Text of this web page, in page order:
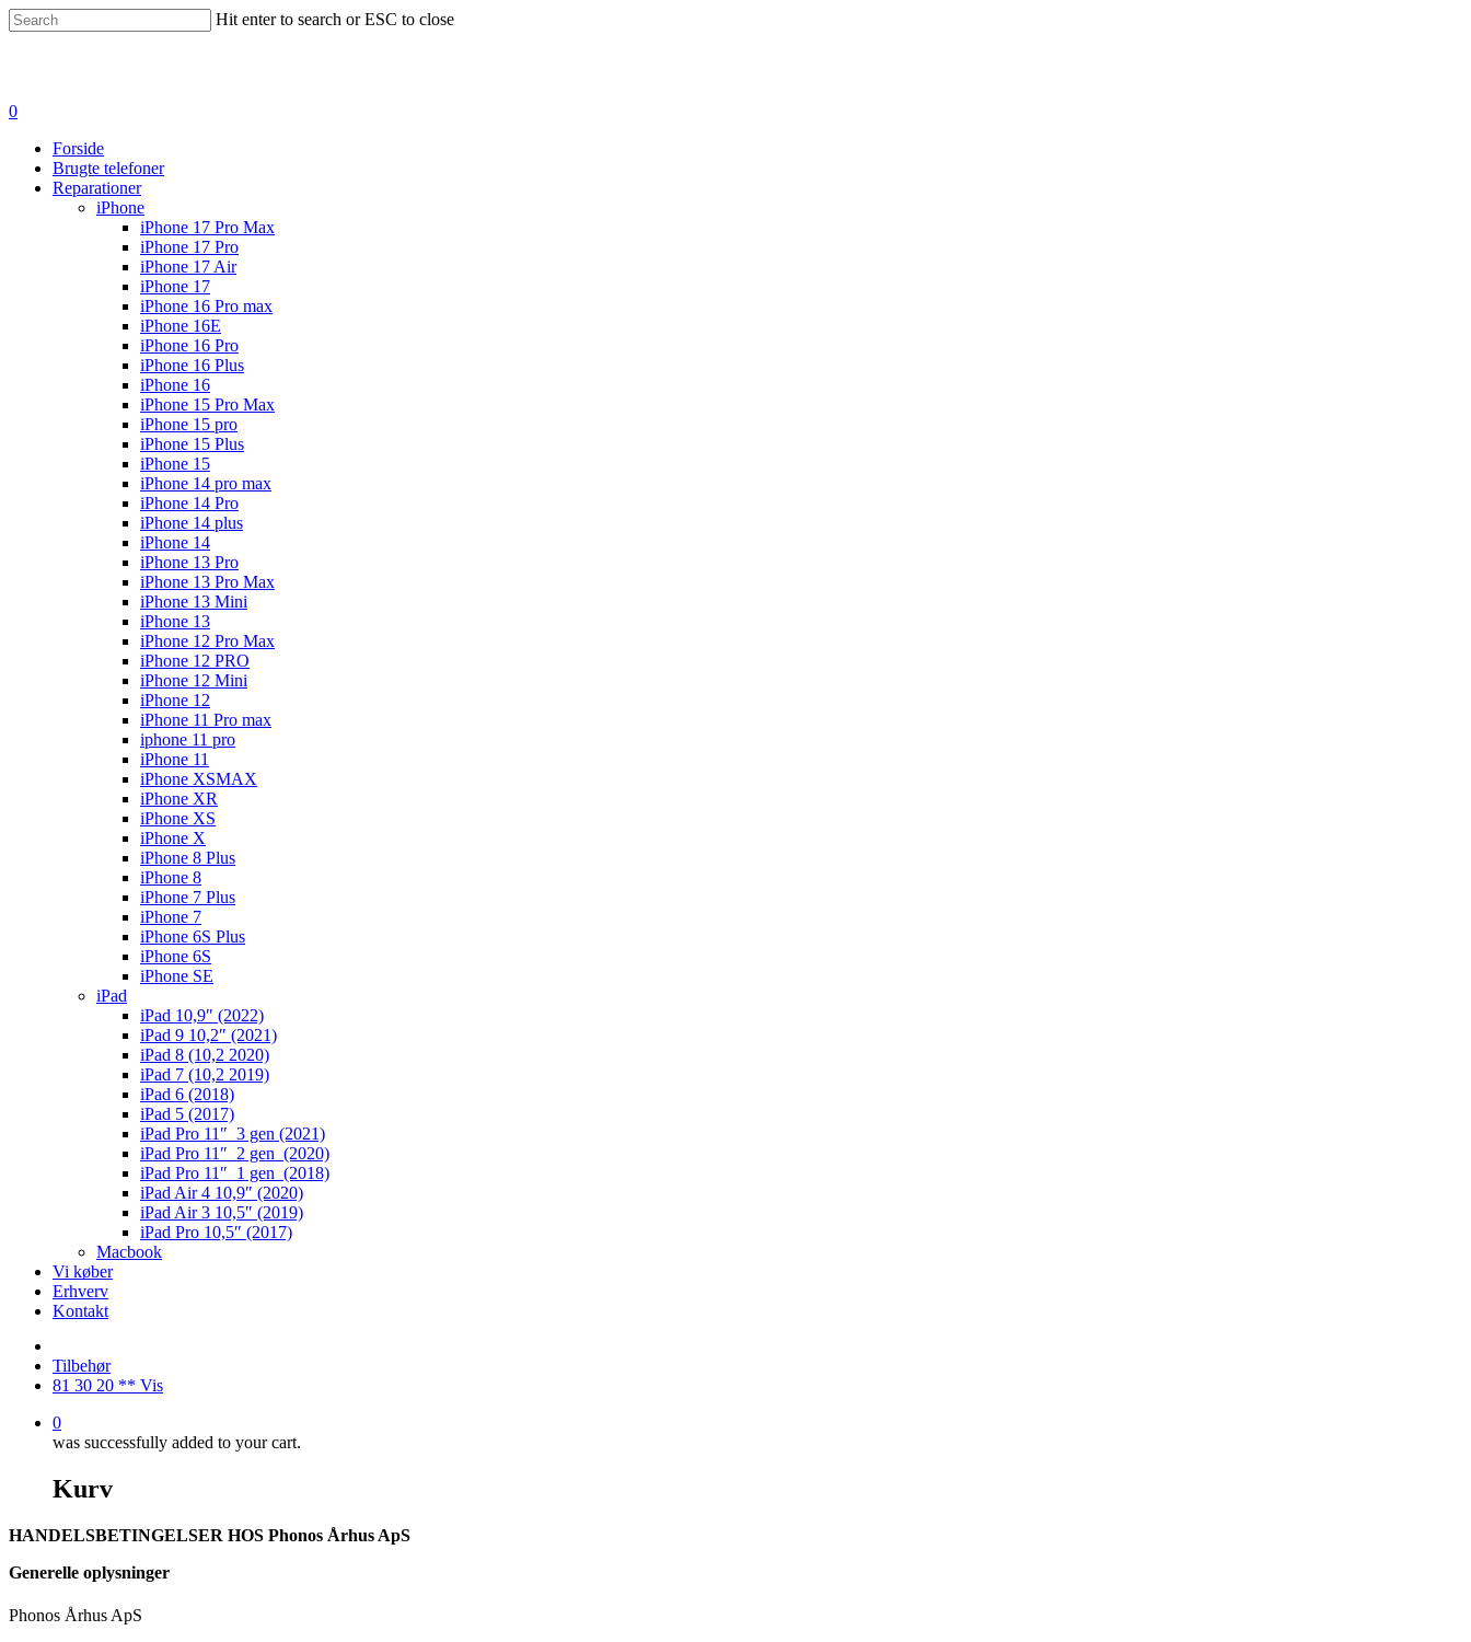
Hit enter to search or ESC to close
0
Forside
Brugte telefoner
Reparationer
iPhone
iPhone 17 Pro Max
iPhone 17 Pro
iPhone 17 Air
iPhone 17
iPhone 16 Pro max
iPhone 16E
iPhone 16 Pro
iPhone 16 Plus
iPhone 16
iPhone 15 Pro Max
iPhone 15 pro
iPhone 15 Plus
iPhone 15
iPhone 14 pro max
iPhone 14 Pro
iPhone 14 plus
iPhone 14
iPhone 13 Pro
iPhone 13 Pro Max
iPhone 13 Mini
iPhone 13
iPhone 12 Pro Max
iPhone 12 PRO
iPhone 12 Mini
iPhone 12
iPhone 11 Pro max
iphone 11 pro
iPhone 11
iPhone XSMAX
iPhone XR
iPhone XS
iPhone X
iPhone 8 Plus
iPhone 8
iPhone 7 Plus
iPhone 7
iPhone 6S Plus
iPhone 6S
iPhone SE
iPad
iPad 10,9″ (2022)
iPad 9 10,2″ (2021)
iPad 8 (10,2 2020)
iPad 7 (10,2 2019)
iPad 6 (2018)
iPad 5 (2017)
iPad Pro 11″ 3 gen (2021)
iPad Pro 11″ 2 gen (2020)
iPad Pro 11″ 1 gen (2018)
iPad Air 4 10,9″ (2020)
iPad Air 3 10,5″ (2019)
iPad Pro 10,5″ (2017)
Macbook
Vi køber
Erhverv
Kontakt
Tilbehør
81 30 20 ** Vis
0
was successfully added to your cart.
Kurv
HANDELSBETINGELSER HOS Phonos Århus ApS
Generelle oplysninger
Phonos Århus ApS